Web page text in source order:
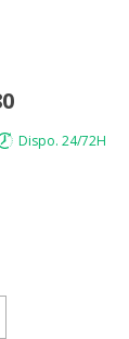
Dispo. 24/72H